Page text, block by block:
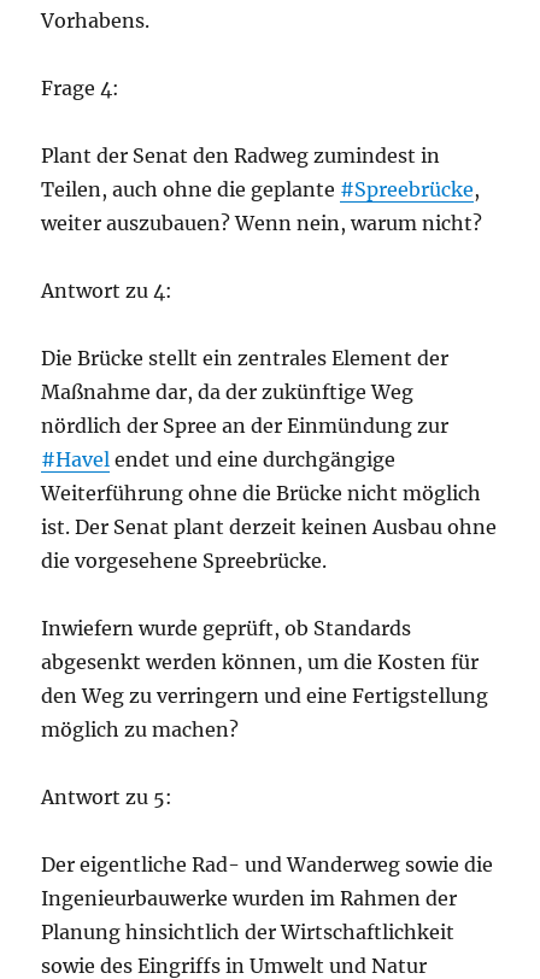
Vorhabens.
Frage 4:
Plant der Senat den Radweg zumindest in
Teilen, auch ohne die geplante #Spreebrücke,
weiter auszubauen? Wenn nein, warum nicht?
Antwort zu 4:
Die Brücke stellt ein zentrales Element der
Maßnahme dar, da der zukünftige Weg
nördlich der Spree an der Einmündung zur
#Havel endet und eine durchgängige
Weiterführung ohne die Brücke nicht möglich
ist. Der Senat plant derzeit keinen Ausbau ohne
die vorgesehene Spreebrücke.
Inwiefern wurde geprüft, ob Standards
abgesenkt werden können, um die Kosten für
den Weg zu verringern und eine Fertigstellung
möglich zu machen?
Antwort zu 5:
Der eigentliche Rad- und Wanderweg sowie die
Ingenieurbauwerke wurden im Rahmen der
Planung hinsichtlich der Wirtschaftlichkeit
sowie des Eingriffs in Umwelt und Natur